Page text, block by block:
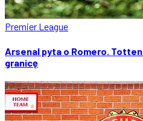
Premier League
Arsenal pyta o Romero.
granicę